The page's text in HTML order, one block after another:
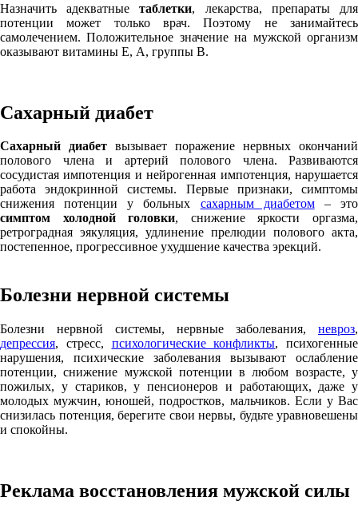
Назначить адекватныетаблетки, лекарства, препараты для
потенции может только врач. Поэтому не занимайтесь
самолечением. Положительное значение на мужской организм
оказывают витамины Е, А, группы В.
Сахарный диабет
Сахарный диабет вызывает поражение нервных окончаний
полового члена и артерий полового члена. Развиваются
сосудистая импотенция и нейрогенная импотенция, нарушается
работа эндокринной системы. Первые признаки, симптомы
снижения потенции у больных сахарным диабетом– это
симптом холодной головки, снижение яркости оргазма,
ретроградная эякуляция, удлинение прелюдии полового акта,
постепенное, прогрессивное ухудшение качества эрекций.
Болезни нервной системы
Болезни нервной системы, нервные заболевания, невроз,
депрессия, стресс, психологические конфликты, психогенные
нарушения, психические заболевания вызывают ослабление
потенции, снижение мужской потенции в любом возрасте, у
пожилых, у стариков, у пенсионеров и работающих, даже у
молодых мужчин, юношей, подростков, мальчиков. Если у Вас
снизилась потенция, берегите свои нервы, будьте уравновешены
и спокойны.
Реклама восстановления мужской силы